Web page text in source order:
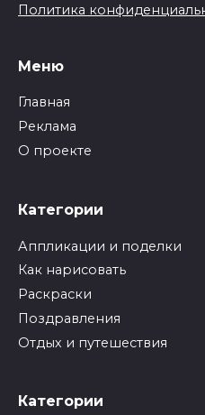
Политика
Меню
Главная
Реклама
О проекте
Категории
Аппликации и поделки
Как нарисовать
Раскраски
Поздравления
Отдых и путешествия
Категории